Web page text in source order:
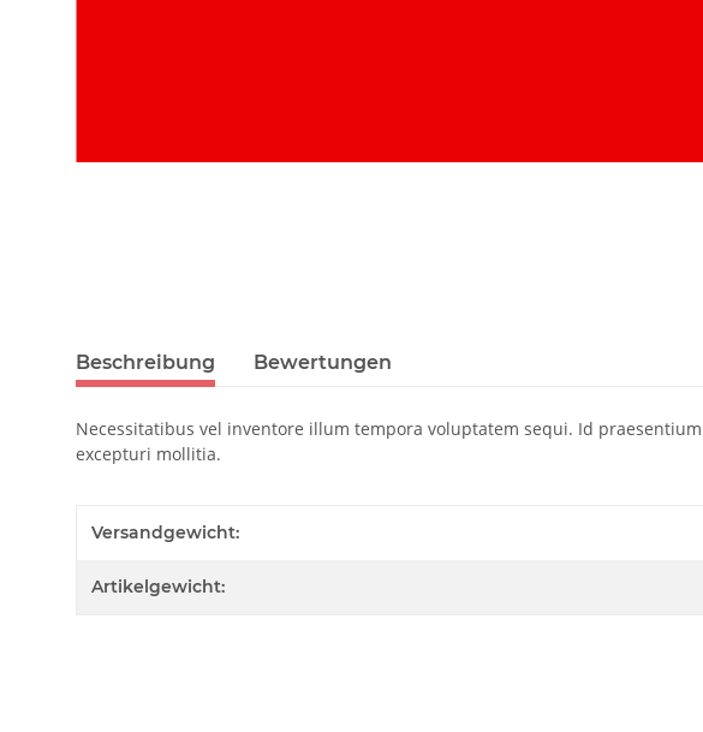
Beschreibung Bewertungen
Necessitatibus vel inventore illum tempora voluptatem sequi. Id
excepturi mollitia.
Versandgewicht:
Artikelgewicht: